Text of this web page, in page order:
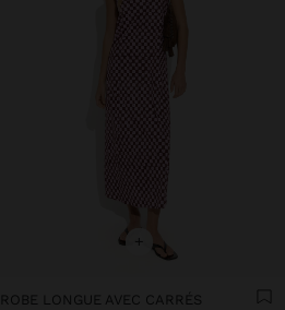
+
ROBE LONGUE AVEC CARRÉS